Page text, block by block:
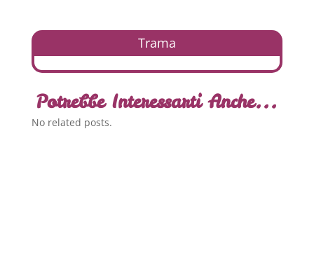
Trama
Potrebbe Interessarti Anche...
No related posts.